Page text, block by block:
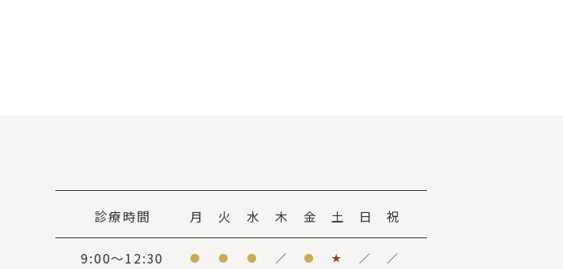
診療時間 月 火 水 木 金 土 日 祝
9:00～12:30 ● ● ● ／ ● ★ ／ ／